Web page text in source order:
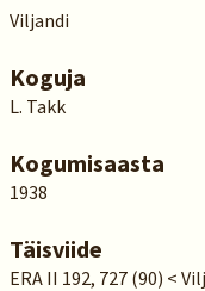
Viljandi
Koguja
L. Takk
Kogumisaasta
1938
Täisviide
ERA II 192, 727 (90) <